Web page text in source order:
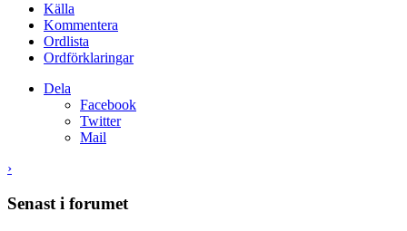
Källa
Kommentera
Ordlista
Ordförklaringar
Dela
Facebook
Twitter
Mail
›
Senast i forumet